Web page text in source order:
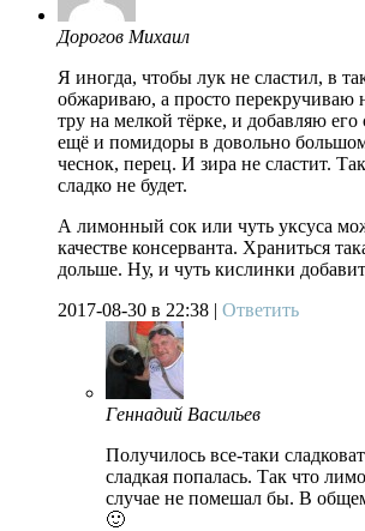
Дорогов Михаил
Я иногда, чтобы лук не сластил, в
обжариваю, а просто перекручиваю
тру на мелкой тёрке, и добавляю
ещё и помидоры в довольно
чеснок, перец. И зира не сластит.
сладко не будет.
А лимонный сок или чуть уксуса
качестве консерванта. Храниться
дольше. Ну, и чуть кислинки
2017-08-30 в 22:38 | Ответить
Геннадий Васильев
Получилось все-таки
сладкая попалась. Так что
случае не помешал бы. В
🙂